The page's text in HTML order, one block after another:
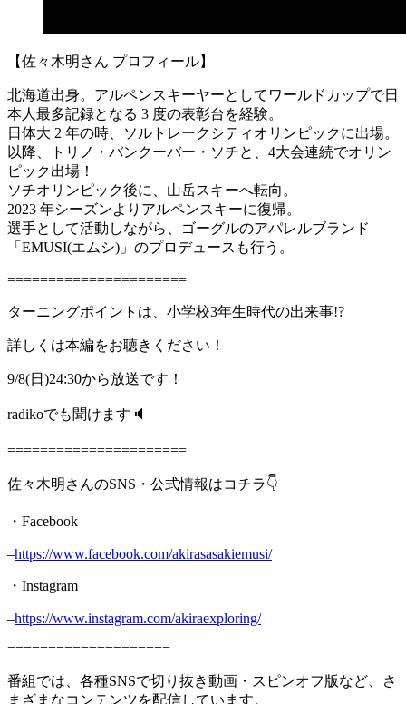
【佐々木明さん プロフィール】
北海道出身。アルペンスキーヤーとしてワールドカップで日
本人最多記録となる 3 度の表彰台を経験。
日体大 2 年の時、ソルトレークシティオリンピックに出場。
以降、トリノ・バンクーバー・ソチと、4大会連続でオリン
ピック出場！
ソチオリンピック後に、山岳スキーへ転向。
2023 年シーズンよりアルペンスキーに復帰。
選手として活動しながら、ゴーグルのアパレルブランド
「EMUSI(エムシ)」のプロデュースも行う。
======================
ターニングポイントは、小学校3年生時代の出来事!?
詳しくは本編をお聴きください！
9/8(日)24:30から放送です！
radikoでも聞けます🔈
======================
佐々木明さんのSNS・公式情報はコチラ👇
・Facebook
–https://www.facebook.com/akirasasakiemusi/
・Instagram
–https://www.instagram.com/akiraexploring/
====================
番組では、各種SNSで切り抜き動画・スピンオフ版など、さ
まざまなコンテンツを配信しています。